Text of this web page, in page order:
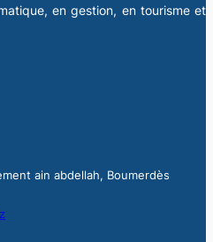
en gestion, en tourisme et
ain abdellah, Boumerdès